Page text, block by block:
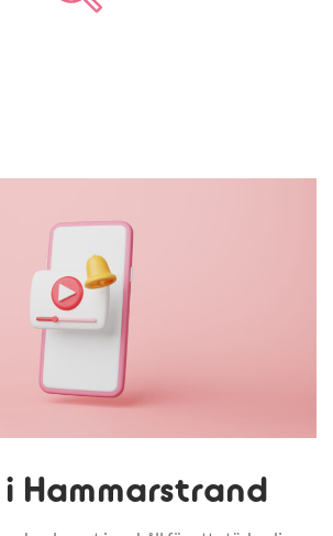
Hammarstrand